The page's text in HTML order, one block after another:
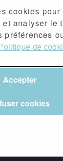
cookies pour
analyser le
préférences
Politique de
Accepter
cookies
&